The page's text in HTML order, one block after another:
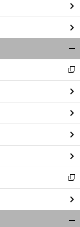
ラ
閉
る
新
し
い
ウ
ィ
ン
ド
ウ
で
開
く
新
し
い
ウ
ィ